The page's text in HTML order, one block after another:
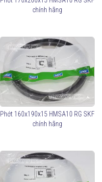
chính hãng
Phớt 160x190x15 HMSA10 RG SKF
chính hãng